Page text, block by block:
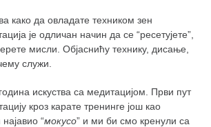
како да овладате техником зен
је одличан начин да се “ресетујете”,
мисли. Објаснићу технику, дисање,
служи.
искуства са медитацијом. Први пут
кроз карате тренинге још као
“мокусо” и ми би смо кренули са